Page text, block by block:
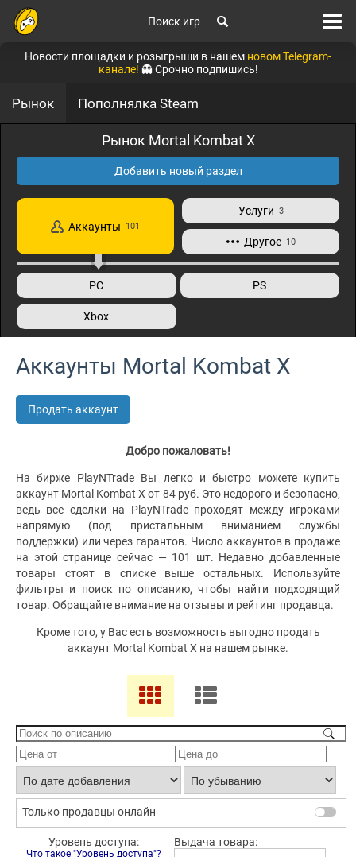
Поиск игр
Новости площадки и розыгрыши в нашем новом Telegram-
канале! 👻 Срочно подпишись!
Рынок Пополнялка Steam
Рынок Mortal Kombat X
Добавить новый раздел
Аккаунты 101
Услуги 3
Другое 10
PC PS
Xbox
Аккаунты Mortal Kombat X
Продать аккаунт
Добро пожаловать!
На бирже PlayNTrade Вы легко и быстро можете купить
аккаунт Mortal Kombat X от 84 руб. Это недорого и безопасно,
ведь все сделки на PlayNTrade проходят между игроками
напрямую (под пристальным вниманием службы
поддержки) или через гарантов. Число аккаунтов в продаже
на этой странице сейчас — 101 шт. Недавно добавленные
товары стоят в списке выше остальных. Используйте
фильтры и поиск по описанию, чтобы найти подходящий
товар. Обращайте внимание на отзывы и рейтинг продавца.
Кроме того, у Вас есть возможность выгодно продать
аккаунт Mortal Kombat X на нашем рынке.
Только продавцы онлайн
Уровень доступа:
Что такое "Уровень доступа"?
Выдача товара: